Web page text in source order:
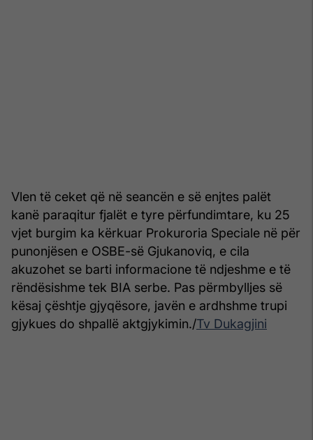
Vlen të ceket që në seancën e së enjtes palët
kanë paraqitur fjalët e tyre përfundimtare, ku 25
vjet burgim ka kërkuar Prokuroria Speciale në për
punonjësen e OSBE-së Gjukanoviq, e cila
akuzohet se barti informacione të ndjeshme e të
rëndësishme tek BIA serbe. Pas përmbylljes së
kësaj çështje gjyqësore, javën e ardhshme trupi
gjykues do shpallë aktgjykimin./Tv Dukagjini